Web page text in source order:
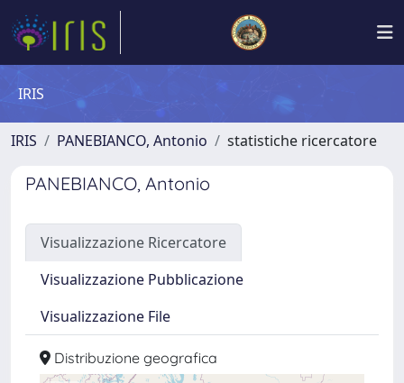
IRIS
IRIS PANEBIANCO, Antonio statistiche ricercatore
PANEBIANCO, Antonio
Visualizzazione Ricercatore
Visualizzazione Pubblicazione
Visualizzazione File
Distribuzione geografica